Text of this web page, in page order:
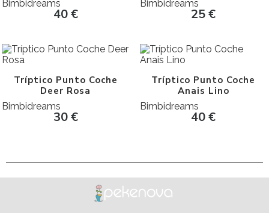
Bimbidreams
40€
Bimbidreams
25€
Tríptico Punto Coche
Deer Rosa
Bimbidreams
30€
Tríptico Punto Coche
Anais Lino
Bimbidreams
40€